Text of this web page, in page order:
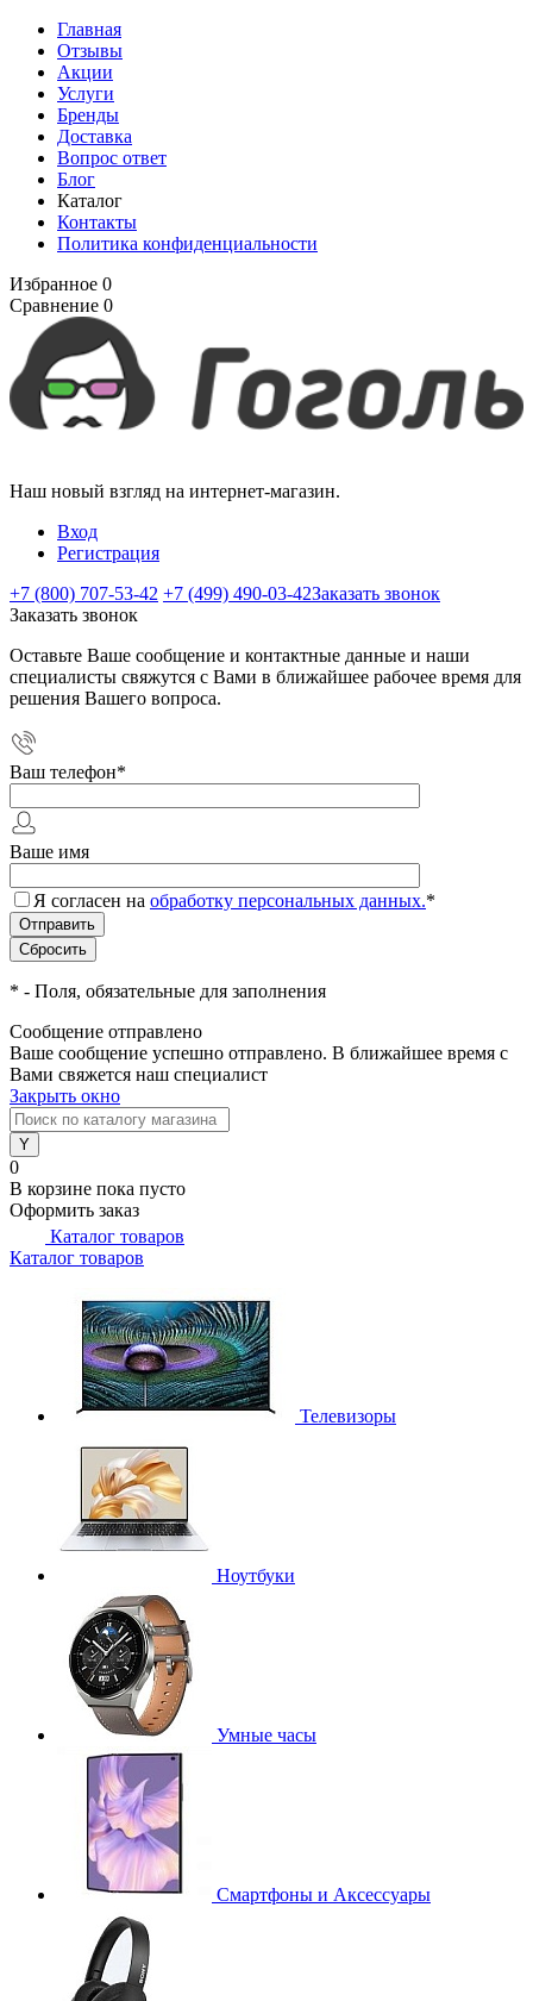
Главная
Отзывы
Акции
Услуги
Бренды
Доставка
Вопрос ответ
Блог
Каталог
Контакты
Политика конфиденциальности
Избранное 0
Сравнение 0
Наш новый взгляд на интернет-магазин.
Вход
Регистрация
+7 (800) 707-53-42 +7 (499) 490-03-42Заказать звонок
Заказать звонок
Оставьте Ваше сообщение и контактные данные и наши
специалисты свяжутся с Вами в ближайшее рабочее время для
решения Вашего вопроса.
Ваш телефон*
Ваше имя
Я согласен на обработку персональных данных.*
* - Поля, обязательные для заполнения
Сообщение отправлено
Ваше сообщение успешно отправлено. В ближайшее время с
Вами свяжется наш специалист
Закрыть окно
0
В корзине пока пусто
Оформить заказ
Каталог товаров
Каталог товаров
Телевизоры
Ноутбуки
Умные часы
Смартфоны и Аксессуары